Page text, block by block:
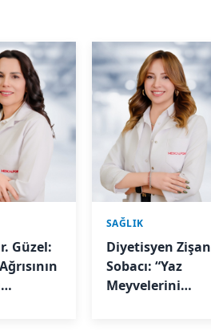
Güzel:
SAĞLIK
Diyetisyen Zişan
Sobacı: “Yaz
Meyvelerini